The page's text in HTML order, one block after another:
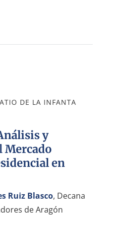
DE LA INFANTA
y
Mercado
en
Ruiz Blasco, Decana
de Aragón